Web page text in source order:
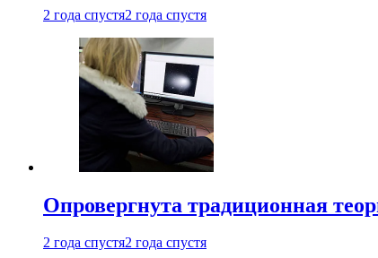
2 года спустя2 года спустя
Опровергнута традиционная
2 года спустя2 года спустя